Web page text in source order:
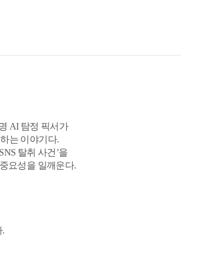
AI 탐정 픽서가
는 이야기다.
탈취 사건’을
요성을 일깨운다.
.